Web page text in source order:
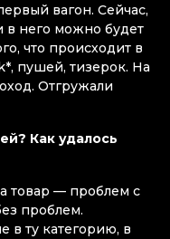
вагон. Сейчас,
в него можно будет
что происходит в
пушей, тизерок. На
Отгружали
Как удалось
товар — проблем с
проблем.
в ту категорию, в